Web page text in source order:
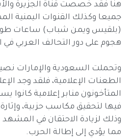
هنا فقد خصصت قناة الجزيرة
جميعا وكذلك القنوات اليمنية
(بلقيس ويمن شباب) ساعات
هجوم على دور التحالف العربي في
وتحملت السعودية والإمارات
الطعنات الإعلامية، فلقد وجد
المتأخونون منابر إعلامية كانوا
فيها لتحقيق مكاسب حزبية،
وذلك لزيادة الاحتقان في
مما يؤدي إلى إطالة الحرب.